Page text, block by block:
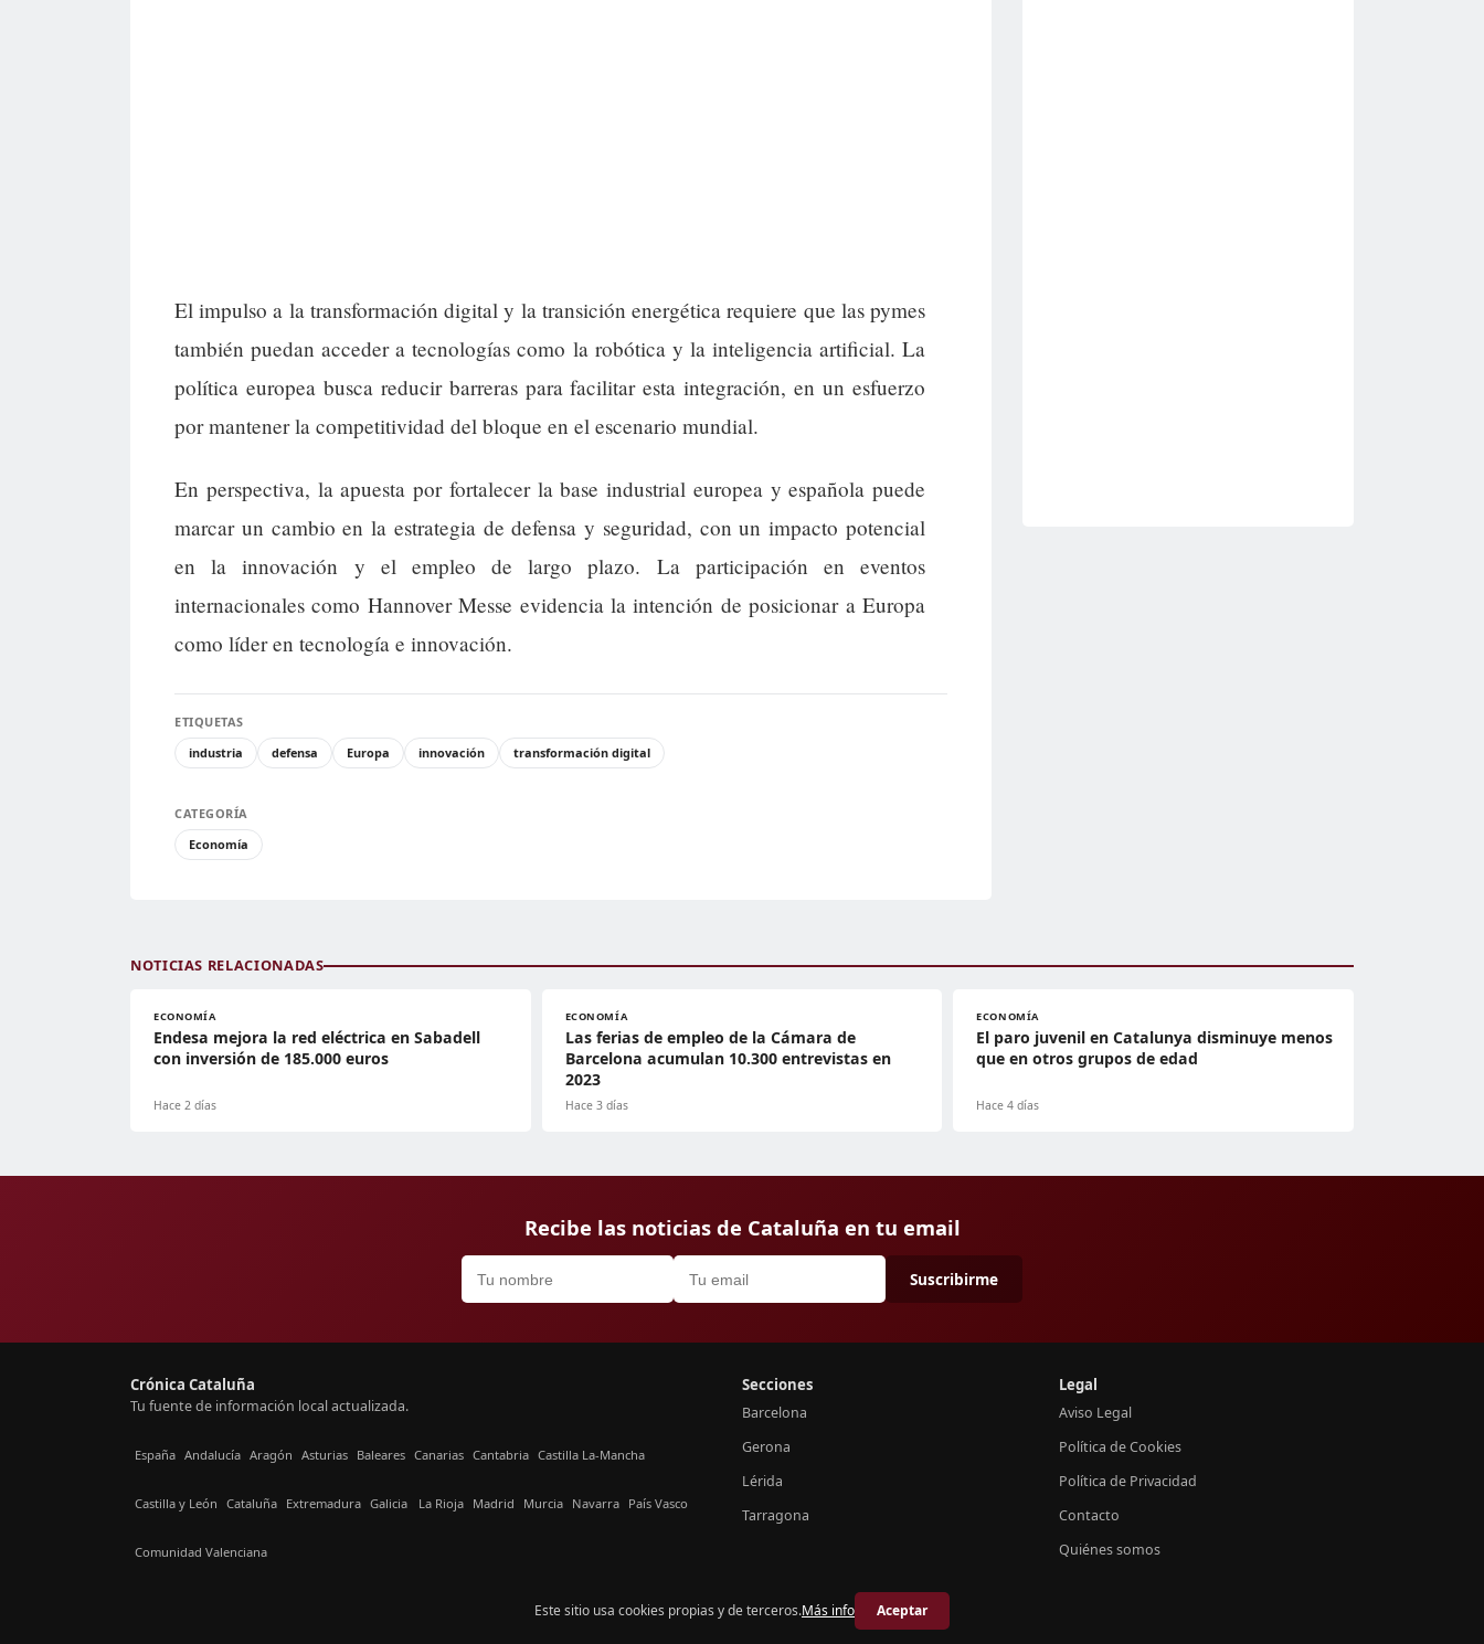
El impulso a la transformación digital y la transición energética requiere que las pymes
también puedan acceder a tecnologías como la robótica y la inteligencia artificial. La
política europea busca reducir barreras para facilitar esta integración, en un esfuerzo
por mantener la competitividad del bloque en el escenario mundial.
En perspectiva, la apuesta por fortalecer la base industrial europea y española puede
marcar un cambio en la estrategia de defensa y seguridad, con un impacto potencial
en la innovación y el empleo de largo plazo. La participación en eventos
internacionales como Hannover Messe evidencia la intención de posicionar a Europa
como líder en tecnología e innovación.
ETIQUETAS
industria
defensa Europa innovación transformación digital
CATEGORÍA
Economía
NOTICIAS RELACIONADAS
ECONOMÍA
Endesa mejora la red eléctrica en Sabadell
con inversión de 185.000 euros
Hace 2 días
ECONOMÍA
Las ferias de empleo de la Cámara de
Barcelona acumulan 10.300 entrevistas en
2023
Hace 3 días
ECONOMÍA
El paro juvenil en Catalunya disminuye menos
que en otros grupos de edad
Hace 4 días
Recibe las noticias de Cataluña en tu email
Suscribirme
Crónica Cataluña
Tu fuente de información local actualizada.
España Andalucía Aragón Asturias Baleares Canarias Cantabria Castilla La-Mancha
Castilla y León Cataluña Extremadura Galicia La Rioja Madrid Murcia Navarra País Vasco
Comunidad Valenciana
Secciones
Barcelona
Gerona
Lérida
Tarragona
Legal
Aviso Legal
Política de Cookies
Política de Privacidad
Contacto
Quiénes somos
© 2026 Crónica Cataluña
Este sitio usa cookies propias y de terceros.Más info Aceptar